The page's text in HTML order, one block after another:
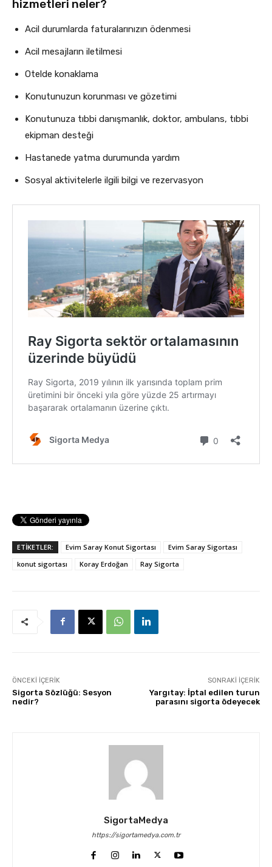
hizmetleri neler?
Acil durumlarda faturalarınızın ödenmesi
Acil mesajların iletilmesi
Otelde konaklama
Konutunuzun korunması ve gözetimi
Konutunuza tıbbi danışmanlık, doktor, ambulans, tıbbi
ekipman desteği
Hastanede yatma durumunda yardım
Sosyal aktivitelerle ilgili bilgi ve rezervasyon
ETİKETLER: Evim Saray Konut Sigortası
Evim Saray Sigortası
konut sigortası
Koray Erdoğan Ray Sigorta
ÖNCEKI İÇERIK
Sigorta Sözlüğü: Sesyon
nedir?
SONRAKI İÇERIK
Yargıtay: İptal edilen turun
parasını sigorta ödeyecek
SigortaMedya
https://sigortamedya.com.tr